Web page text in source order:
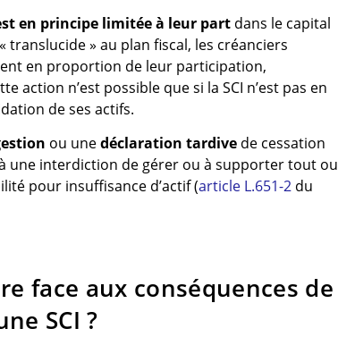
en principe limitée à leur part dans le capital
translucide » au plan fiscal, les créanciers
en proportion de leur participation,
action n’est possible que si la SCI n’est pas en
de ses actifs.
ou unedéclaration tardivede cessation
une interdiction de gérer ou à supporter tout ou
pour insuffisance d’actif (article L.651-2du
face aux conséquences de
SCI ?